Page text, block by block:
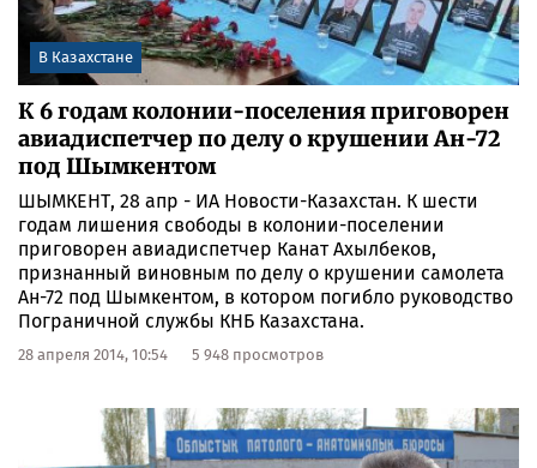
В Казахстане
К 6 годам колонии-поселения приговорен
авиадиспетчер по делу о крушении Ан-72
под Шымкентом
ШЫМКЕНТ, 28 апр - ИА Новости-Казахстан. К шести
годам лишения свободы в колонии-поселении
приговорен авиадиспетчер Канат Ахылбеков,
признанный виновным по делу о крушении самолета
Ан-72 под Шымкентом, в котором погибло руководство
Пограничной службы КНБ Казахстана.
28 апреля 2014, 10:54 5 948 просмотров